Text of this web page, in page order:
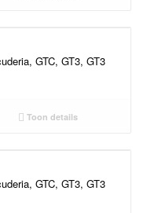
GTC, GT3, GT3
Toon details
GTC, GT3, GT3